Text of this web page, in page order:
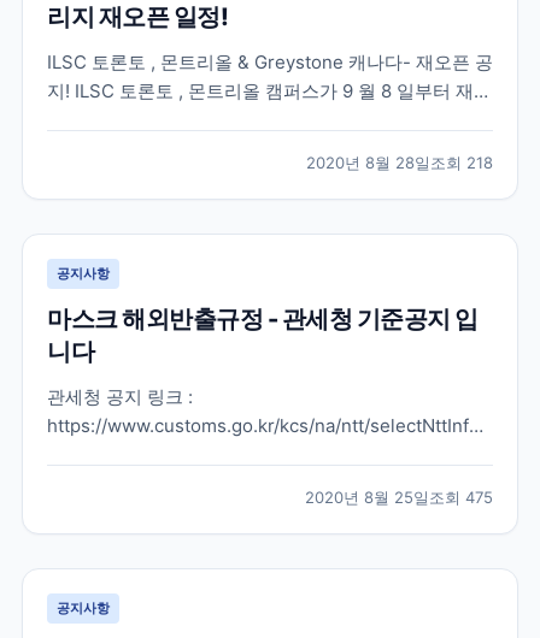
리지 재오픈 일정!
ILSC 토론토 , 몬트리올 & Greystone 캐나다- 재오픈 공
지! ILSC 토론토 , 몬트리올 캠퍼스가 9 월 8 일부터 재오
대면수업을 제공할 예정입니다 . 온라인 수업은 캐나다
동부...
2020년 8월 28일조회 218
공지사항
마스크 해외반출규정 - 관세청 기준공지 입
니다
관세청 공지 링크 :
https://www.customs.go.kr/kcs/na/ntt/selectNttInfo.do?
60개 2~3개월 90개 3~4개월 120개 4개월 초과 150개
※마스크...
2020년 8월 25일조회 475
공지사항